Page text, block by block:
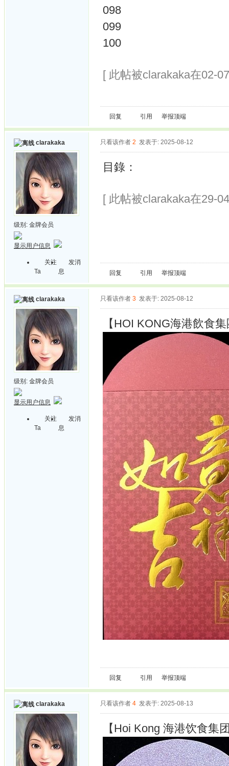
098
099
100
[ 此帖被clarakaka在02-
回复 引用 举报顶端
clarakaka
级别: 金牌会员
显示用户信息
关注
Ta
发消
息
只看该作者 2 发表于: 2025-08-12
目錄：
[ 此帖被clarakaka在29-
回复 引用 举报顶端
clarakaka
级别: 金牌会员
显示用户信息
关注
Ta
发消
息
只看该作者 3 发表于: 2025-08-12
【HOI KONG海港飲食
回复 引用 举报顶端
clarakaka 只看该作者 4 发表于: 2025-08-13
【Hoi Kong 海港饮食集